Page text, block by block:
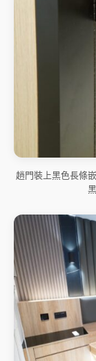
趟門裝上黑色長條